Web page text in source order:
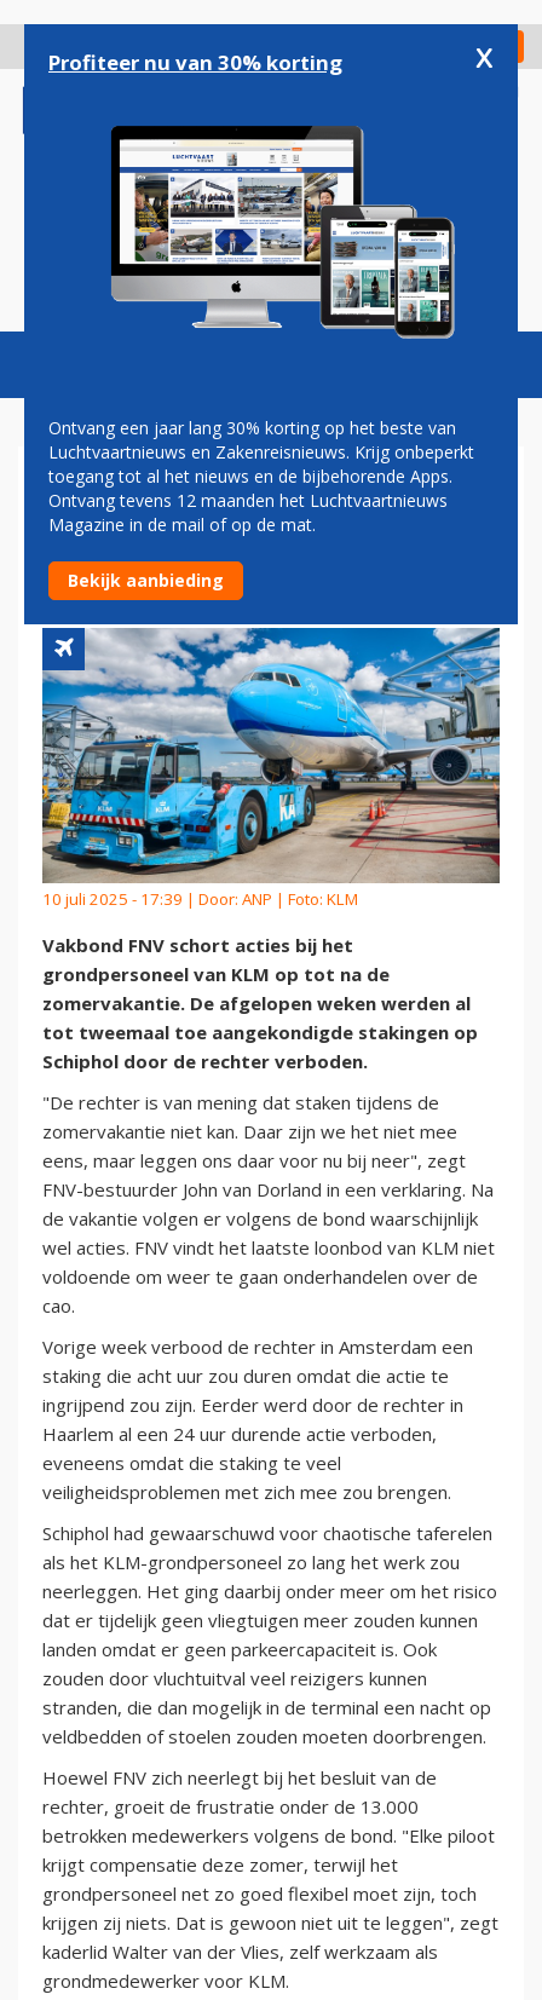
gaan
Check in
Magazine Podcasts Vacatures
FNV SCHORT ACTIES BIJ
GRONDPERSONEEL KLM OP
TOT NA ZOMERVAKANTIE
10 juli 2025 - 17:39 | Door: ANP | Foto: KLM
Vakbond FNV schort acties bij het
grondpersoneel van KLM op tot na de
zomervakantie. De afgelopen weken werden al
tot tweemaal toe aangekondigde stakingen op
Schiphol door de rechter verboden.
"De rechter is van mening dat staken tijdens de
zomervakantie niet kan. Daar zijn we het niet mee
eens, maar leggen ons daar voor nu bij neer", zegt
FNV-bestuurder John van Dorland in een verklaring. Na
de vakantie volgen er volgens de bond waarschijnlijk
wel acties. FNV vindt het laatste loonbod van KLM niet
voldoende om weer te gaan onderhandelen over de
cao.
Vorige week verbood de rechter in Amsterdam een
staking die acht uur zou duren omdat die actie te
ingrijpend zou zijn. Eerder werd door de rechter in
Haarlem al een 24 uur durende actie verboden,
eveneens omdat die staking te veel
veiligheidsproblemen met zich mee zou brengen.
Schiphol had gewaarschuwd voor chaotische taferelen
als het KLM-grondpersoneel zo lang het werk zou
neerleggen. Het ging daarbij onder meer om het risico
dat er tijdelijk geen vliegtuigen meer zouden kunnen
landen omdat er geen parkeercapaciteit is. Ook
zouden door vluchtuitval veel reizigers kunnen
stranden, die dan mogelijk in de terminal een nacht op
veldbedden of stoelen zouden moeten doorbrengen.
Hoewel FNV zich neerlegt bij het besluit van de
rechter, groeit de frustratie onder de 13.000
betrokken medewerkers volgens de bond. "Elke piloot
krijgt compensatie deze zomer, terwijl het
grondpersoneel net zo goed flexibel moet zijn, toch
krijgen zij niets. Dat is gewoon niet uit te leggen", zegt
kaderlid Walter van der Vlies, zelf werkzaam als
grondmedewerker voor KLM.
Profiteer nu van 30% korting x
Ontvang een jaar lang 30% korting op het beste van
Luchtvaartnieuws en Zakenreisnieuws. Krijg onbeperkt
toegang tot al het nieuws en de bijbehorende Apps.
Ontvang tevens 12 maanden het Luchtvaartnieuws
Magazine in de mail of op de mat.
Bekijk aanbieding